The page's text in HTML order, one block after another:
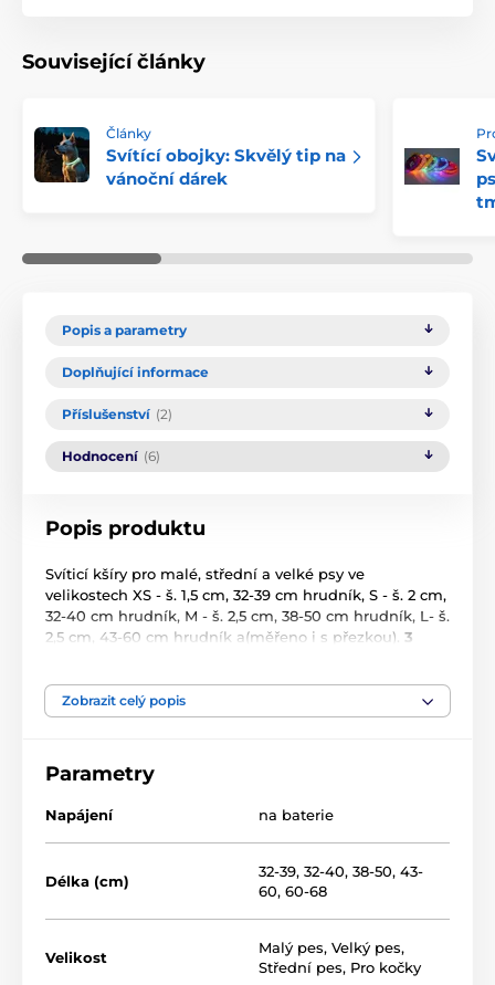
Související články
Články
Svítící obojky: Skvělý tip na
vánoční dárek
Popis a parametry
Doplňující informace
Příslušenství (2)
Hodnocení (6)
Popis produktu
Svíticí kšíry pro malé, střední a velké psy ve
velikostech XS - š. 1,5 cm, 32-39 cm hrudník, S - š. 2 cm,
32-40 cm hrudník, M - š. 2,5 cm, 38-50 cm hrudník, L- š.
2,5 cm, 43-60 cm hrudník a(měřeno i s přezkou). 3
zelená.
viditelnosti.
Zobrazit celý popis
Parametry
Napájení na baterie
Délka (cm)
32-39, 32-40, 38-50, 43-
60, 60-68
Velikost
Malý pes, Velký pes,
Střední pes, Pro kočky